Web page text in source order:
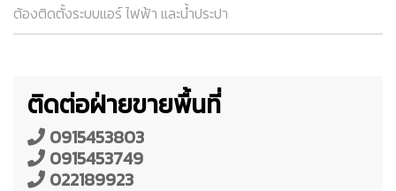
ต้องติดตั้งระบบแอร์ ไฟฟ้า และน้ำประปา
ติดต่อฝ่ายขายพื้นที่
0915453803
0915453749
022189923​